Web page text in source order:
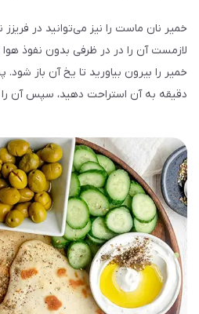
خمیر نان ماست را نیز می‌توانید در فریزز
لازمست آن را در در ظرفی بدون نفوذ
دقیقه به آن استراحت دهید، سپس آن را